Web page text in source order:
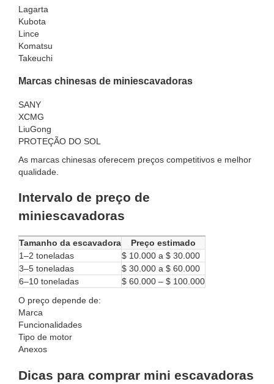
Lagarta
Kubota
Lince
Komatsu
Takeuchi
Marcas chinesas de miniescavadoras
SANY
XCMG
LiuGong
PROTEÇÃO DO SOL
As marcas chinesas oferecem preços competitivos e melhor
qualidade.
Intervalo de preço de
miniescavadoras
Tamanho da escavadora
Preço estimado
1–2 toneladas
$ 10.000 a $ 30.000
3–5 toneladas
$ 30.000 a $ 60.000
6–10 toneladas
$ 60.000 – $ 100.000
O preço depende de:
Marca
Funcionalidades
Tipo de motor
Anexos
Dicas para comprar mini escavadoras